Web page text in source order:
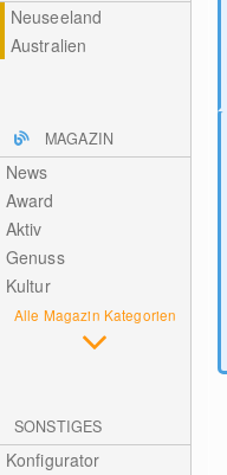
Neuseeland
Australien
MAGAZIN
News
Award
Aktiv
Genuss
Kultur
Alle Magazin Kategorien
SONSTIGES
Konfigurator